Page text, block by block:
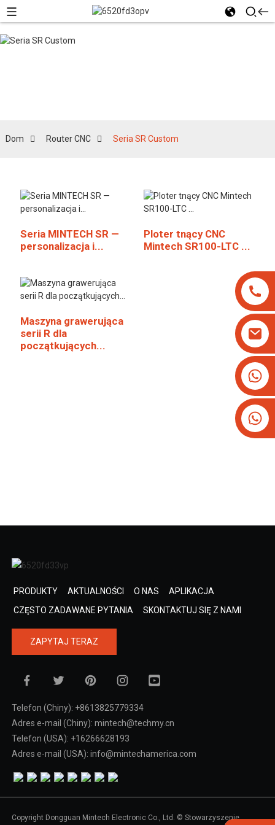
Dom Router CNC Seria SR Custom
Seria MINTECH SR —
personalizacja i...
Ploter tnący CNC
Mintech SR100-LTC ...
Maszyna grawerująca
serii R dla
początkujących...
PRODUKTY AKTUALNOŚCI O NAS
APLIKACJA
CZĘSTO ZADAWANE PYTANIA
SKONTAKTUJ SIĘ Z NAMI
ZAPYTAJ TERAZ
Telefon (Chiny): +8613825779334
Adres e-mail (Chiny): mintech@techmy.cn
Telefon (USA): +16266628193
Adres e-mail (USA): info@mintechamerica.com
Copyright Dongguan Mintech Electronic Co., Ltd. © Stowarzyszenie